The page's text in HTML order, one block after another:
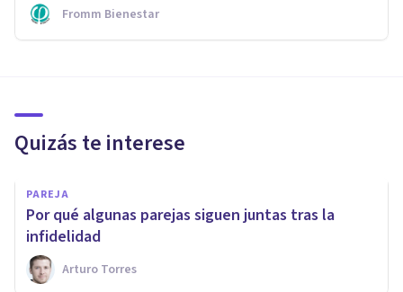
Fromm Bienestar
Quizás te interese
PAREJA
​Por qué algunas parejas siguen juntas tras la
infidelidad
Arturo Torres